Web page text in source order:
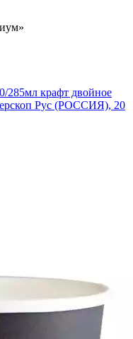
285мл крафт двойное
Рус (РОССИЯ), 20